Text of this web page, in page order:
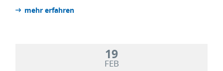
mehr erfahren
19
FEB